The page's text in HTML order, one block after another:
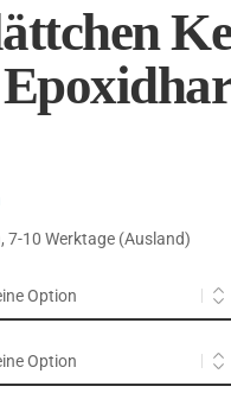
7-10 Werktage (Ausland)